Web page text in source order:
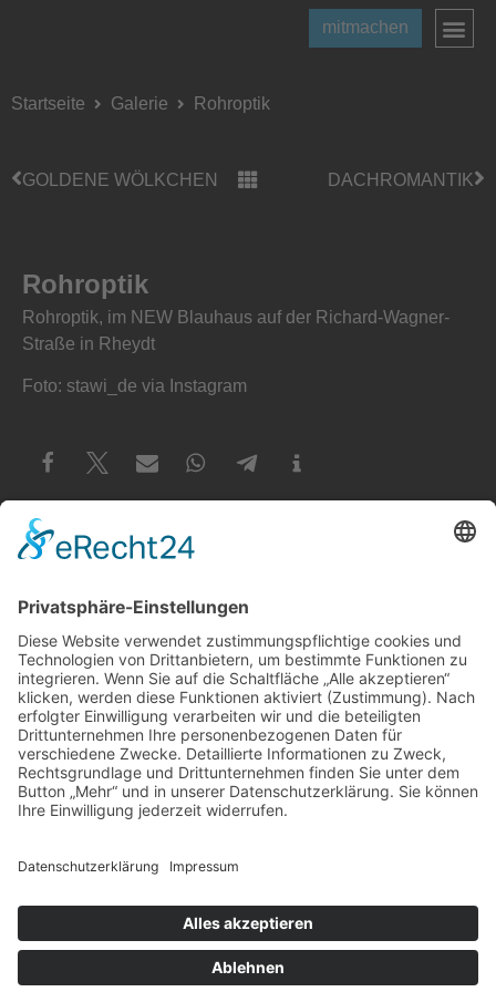
mitmachen
Startseite Galerie Rohroptik
GOLDENE WÖLKCHEN DACHROMANTIK
Rohroptik
Rohroptik, im NEW Blauhaus auf der Richard-Wagner-
Straße in Rheydt
Foto: stawi_de via Instagram